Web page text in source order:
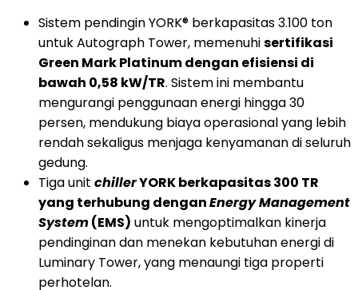
Sistem pendingin YORK® berkapasitas 3.100 ton
untuk Autograph Tower, memenuhisertifikasi
Green Mark Platinum dengan efisiensi di
bawah 0,58 kW/TR. Sistem ini membantu
mengurangi penggunaan energi hingga 30
persen, mendukung biaya operasional yang lebih
rendah sekaligus menjaga kenyamanan di seluruh
gedung.
Tiga unit chillerYORK berkapasitas 300 TR
yang terhubung denganEnergy Management
System(EMS) untuk mengoptimalkan kinerja
pendinginan dan menekan kebutuhan energi di
Luminary Tower, yang menaungi tiga properti
perhotelan.